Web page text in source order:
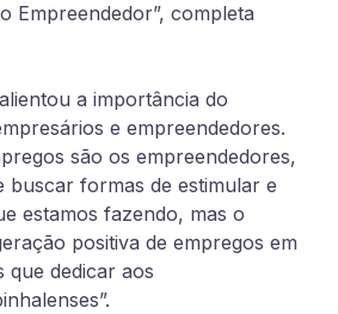
Empreendedor”, completa
a importância do
e empreendedores.
são os empreendedores,
buscar formas de estimular e
estamos fazendo, mas o
positiva de empregos em
que dedicar aos